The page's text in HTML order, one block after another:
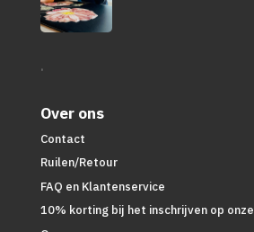
.
Over ons
Contact
Ruilen/Retour
FAQ en Klantenservice
10% korting bij het inschrijven op